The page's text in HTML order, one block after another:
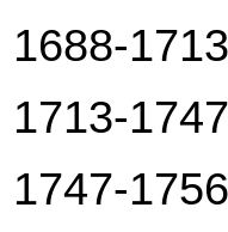
1688-
1713-
1747-